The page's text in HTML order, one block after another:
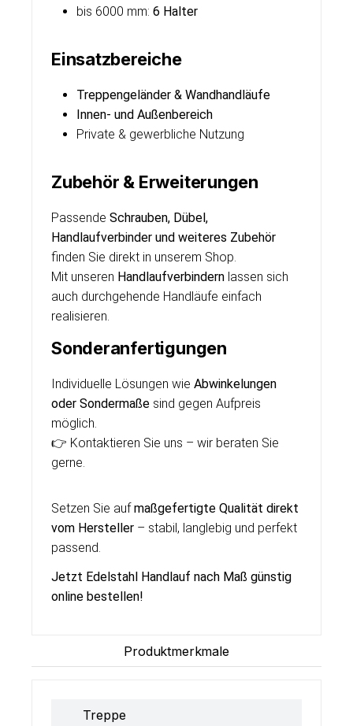
bis 6000 mm: 6 Halter
Einsatzbereiche
Treppengeländer & Wandhandläufe
Innen- und Außenbereich
Private & gewerbliche Nutzung
Zubehör & Erweiterungen
Passende Schrauben, Dübel,
Handlaufverbinder und weiteres Zubehör
finden Sie direkt in unserem Shop.
Mit unseren Handlaufverbindern lassen sich
auch durchgehende Handläufe einfach
realisieren.
Sonderanfertigungen
Individuelle Lösungen wie Abwinkelungen
oder Sondermaße sind gegen Aufpreis
möglich.
👉 Kontaktieren Sie uns – wir beraten Sie
gerne.
Setzen Sie aufmaßgefertigte Qualität direkt
vom Hersteller – stabil, langlebig und perfekt
passend.
Jetzt Edelstahl Handlauf nach Maß günstig
online bestellen!
Produktmerkmale
Treppe